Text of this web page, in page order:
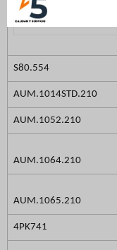
S80.554
AUM.1014STD.210
AUM.1052.210
AUM.1064.210
AUM.1065.210
4PK741